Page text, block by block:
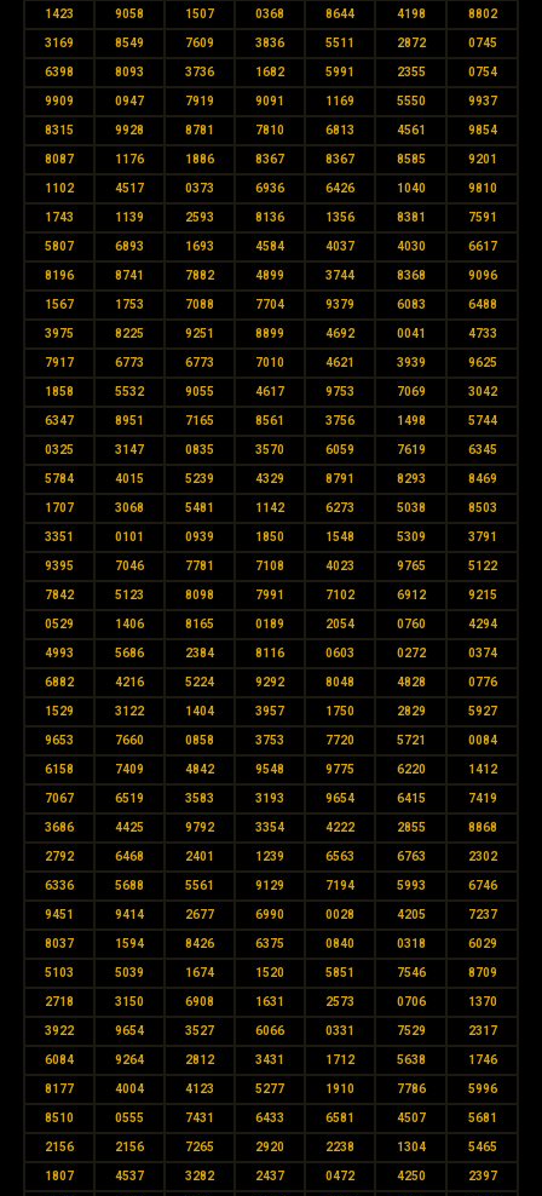
1423 9058 1507 0368 8644 4198 8802
3169 8549 7609 3836 5511 2872 0745
6398 8093 3736 1682 5991 2355 0754
9909 0947 7919 9091 1169 5550 9937
8315 9928 8781 7810 6813 4561 9854
8087 1176 1886 8367 8367 8585 9201
1102 4517 0373 6936 6426 1040 9810
1743 1139 2593 8136 1356 8381 7591
5807 6893 1693 4584 4037 4030 6617
8196 8741 7882 4899 3744 8368 9096
1567 1753 7088 7704 9379 6083 6488
3975 8225 9251 8899 4692 0041 4733
7917 6773 6773 7010 4621 3939 9625
1858 5532 9055 4617 9753 7069 3042
6347 8951 7165 8561 3756 1498 5744
0325 3147 0835 3570 6059 7619 6345
5784 4015 5239 4329 8791 8293 8469
1707 3068 5481 1142 6273 5038 8503
3351 0101 0939 1850 1548 5309 3791
9395 7046 7781 7108 4023 9765 5122
7842 5123 8098 7991 7102 6912 9215
0529 1406 8165 0189 2054 0760 4294
4993 5686 2384 8116 0603 0272 0374
6882 4216 5224 9292 8048 4828 0776
1529 3122 1404 3957 1750 2829 5927
9653 7660 0858 3753 7720 5721 0084
6158 7409 4842 9548 9775 6220 1412
7067 6519 3583 3193 9654 6415 7419
3686 4425 9792 3354 4222 2855 8868
2792 6468 2401 1239 6563 6763 2302
6336 5688 5561 9129 7194 5993 6746
9451 9414 2677 6990 0028 4205 7237
8037 1594 8426 6375 0840 0318 6029
5103 5039 1674 1520 5851 7546 8709
2718 3150 6908 1631 2573 0706 1370
3922 9654 3527 6066 0331 7529 2317
6084 9264 2812 3431 1712 5638 1746
8177 4004 4123 5277 1910 7786 5996
8510 0555 7431 6433 6581 4507 5681
2156 2156 7265 2920 2238 1304 5465
1807 4537 3282 2437 0472 4250 2397